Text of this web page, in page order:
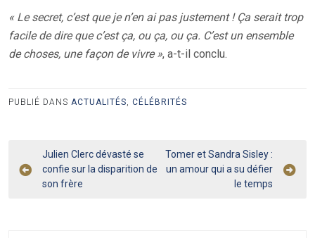
« Le secret, c’est que je n’en ai pas justement ! Ça serait trop
facile de dire que c’est ça, ou ça, ou ça. C’est un ensemble
de choses, une façon de vivre », a-t-il conclu.
PUBLIÉ DANS ACTUALITÉS, CÉLÉBRITÉS
Navigation
de
Julien Clerc dévasté se
confie sur la disparition de
son frère
Tomer et Sandra Sisley :
un amour qui a su défier
le temps